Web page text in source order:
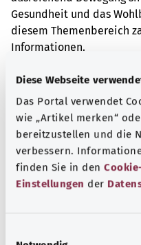
Diese Webseite
Das Portal verwendet
wie „Artikel merken“
bereitzustellen und die
verbessern.
finden Sie in den
Einstellungen der
Gesundheit und das
diesem Themenbereich
Informationen.
Mehr erfahren